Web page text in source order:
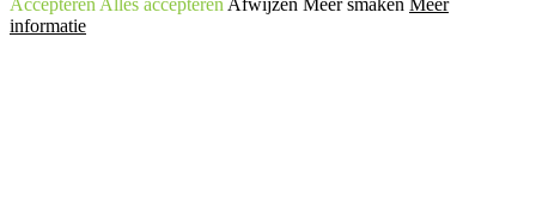
Accepteren Alles accepteren Afwijzen Meer smaken Meer
informatie